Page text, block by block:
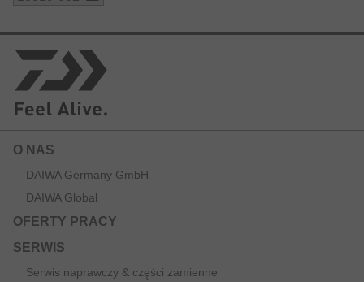
O NAS
DAIWA Germany GmbH
DAIWA Global
OFERTY PRACY
SERWIS
Serwis naprawczy & części zamienne